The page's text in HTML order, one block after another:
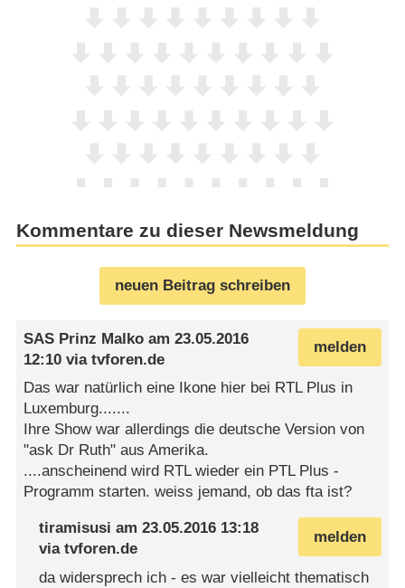
Kommentare zu dieser Newsmeldung
neuen Beitrag schreiben
melden
SAS Prinz Malko am23.05.2016
12:10 viatvforen.de
Das war natürlich eine Ikone hier bei RTL Plus in
Luxemburg.......
Ihre Show war allerdings die deutsche Version von
"ask Dr Ruth" aus Amerika.
....anscheinend wird RTL wieder ein PTL Plus -
Programm starten. weiss jemand, ob das fta ist?
melden
tiramisusi am23.05.2016 13:18
viatvforen.de
da widersprech ich - es war vielleicht thematisch